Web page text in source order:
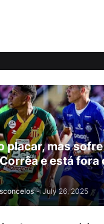
placar, mas
e está fora
- July 26, 2025